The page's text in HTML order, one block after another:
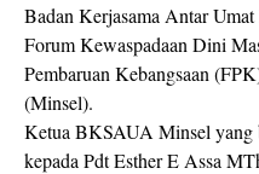
Badan Kerjasama Antar
Forum Kewaspadaan Dini
Pembaruan Kebangsaan
(Minsel).
Ketua BKSAUA Minsel yang
kepada Pdt Esther E Assa